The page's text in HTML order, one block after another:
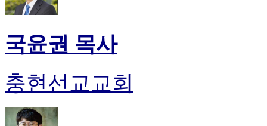
국윤권 목사
충현선교교회